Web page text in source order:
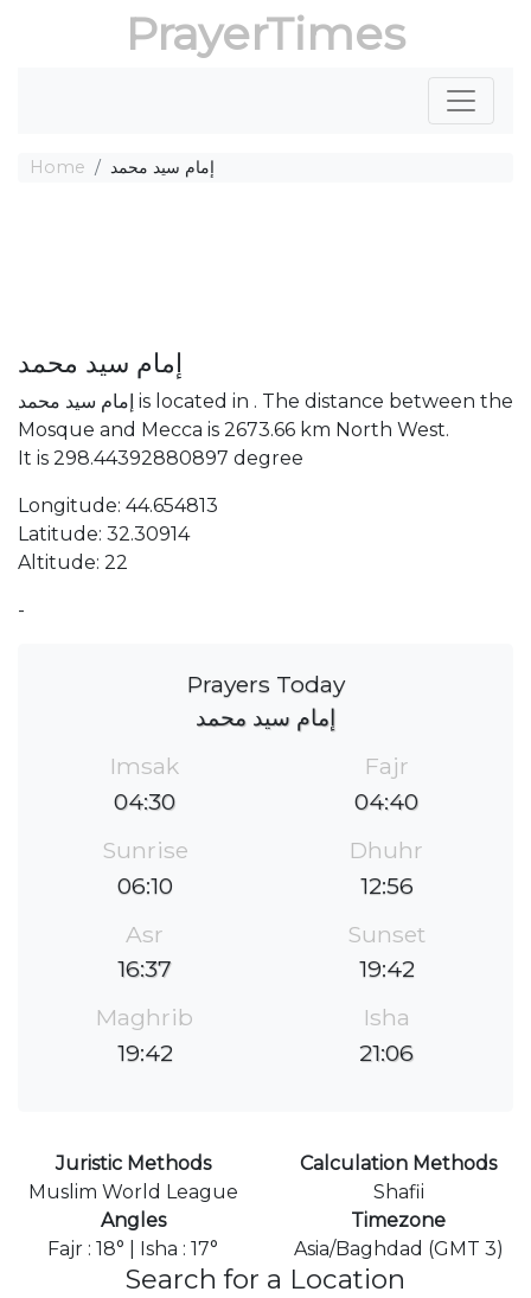
PrayerTimes
Home إمام سيد محمد
إمام سيد محمد
إمام سيد محمد is located in . The distance between the
Mosque and Mecca is 2673.66 km North West.
It is 298.44392880897 degree
Longitude: 44.654813
Latitude: 32.30914
Altitude: 22
-
Prayers Today
إمام سيد محمد
Imsak
04:30
Fajr
04:40
Sunrise
06:10
Dhuhr
12:56
Asr
16:37
Sunset
19:42
Maghrib
19:42
Isha
21:06
Juristic Methods
Muslim World League
Calculation Methods
Shafii
Angles
Fajr : 18° | Isha : 17°
Timezone
Asia/Baghdad (GMT 3)
Search for a Location